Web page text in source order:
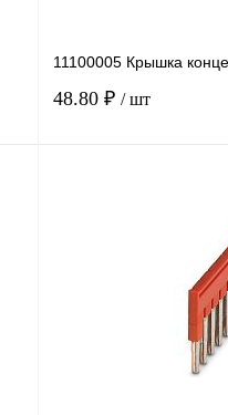
11100005 Крышка
48.80 ₽ / шт